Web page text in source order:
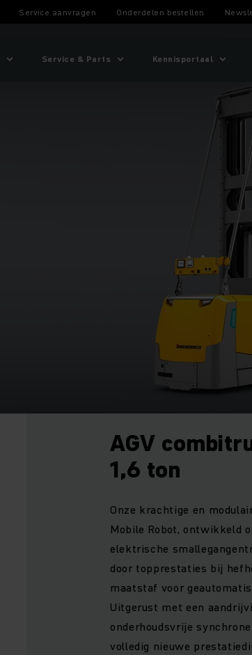
Service aanvragen Onderdelen bestellen
Service & Parts Kennisportaal
AGV
1,6 ton
Onze krachtige en
Mobile Robot, ontwikkeld
elektrische
door topprestaties bij
maatstaf voor
Uitgerust met een
onderhoudsvrije
volledig nieuwe